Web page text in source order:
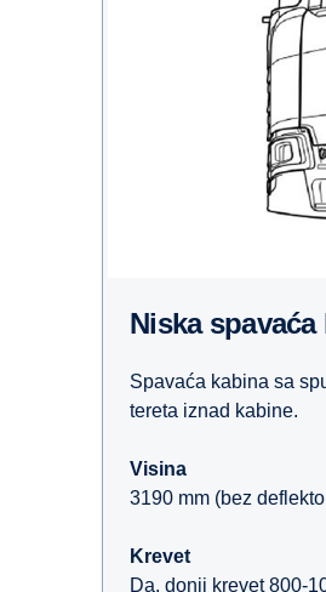
Niska
Spavaća kabina sa
tereta iznad kabine.
Visina
3190 mm (bez
Krevet
Da, donji krevet 800-